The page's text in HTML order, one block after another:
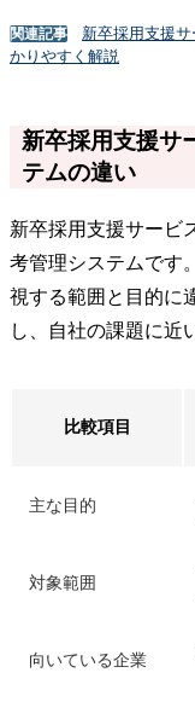
関連記事
新卒採用支援
かりやすく解説
新卒採用支援サ
テムの違い
新卒採用支援サービ
考管理システムです
視する範囲と目的に
し、自社の課題に近
比較項目
主な目的
対象範囲
向いている企業